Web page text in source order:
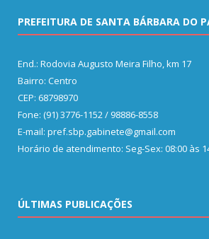
PREFEITURA DE SANTA BÁRBARA DO
End.: Rodovia Augusto Meira Filho, km 17
Bairro: Centro
CEP: 68798970
Fone: (91) 3776-1152 / 98886-8558
E-mail: pref.sbp.gabinete@gmail.com
Horário de atendimento: Seg-Sex: 08:00 às
ÚLTIMAS PUBLICAÇÕES